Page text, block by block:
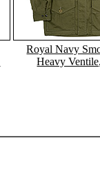
Royal Navy
Heavy